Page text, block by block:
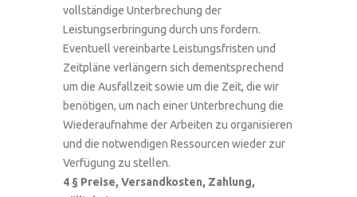
vollständige Unterbrechung der
Leistungserbringung durch uns fordern.
Eventuell vereinbarte Leistungsfristen und
Zeitpläne verlängern sich dementsprechend
um die Ausfallzeit sowie um die Zeit, die wir
benötigen, um nach einer Unterbrechung die
Wiederaufnahme der Arbeiten zu organisieren
und die notwendigen Ressourcen wieder zur
Verfügung zu stellen.
4 § Preise, Versandkosten, Zahlung,